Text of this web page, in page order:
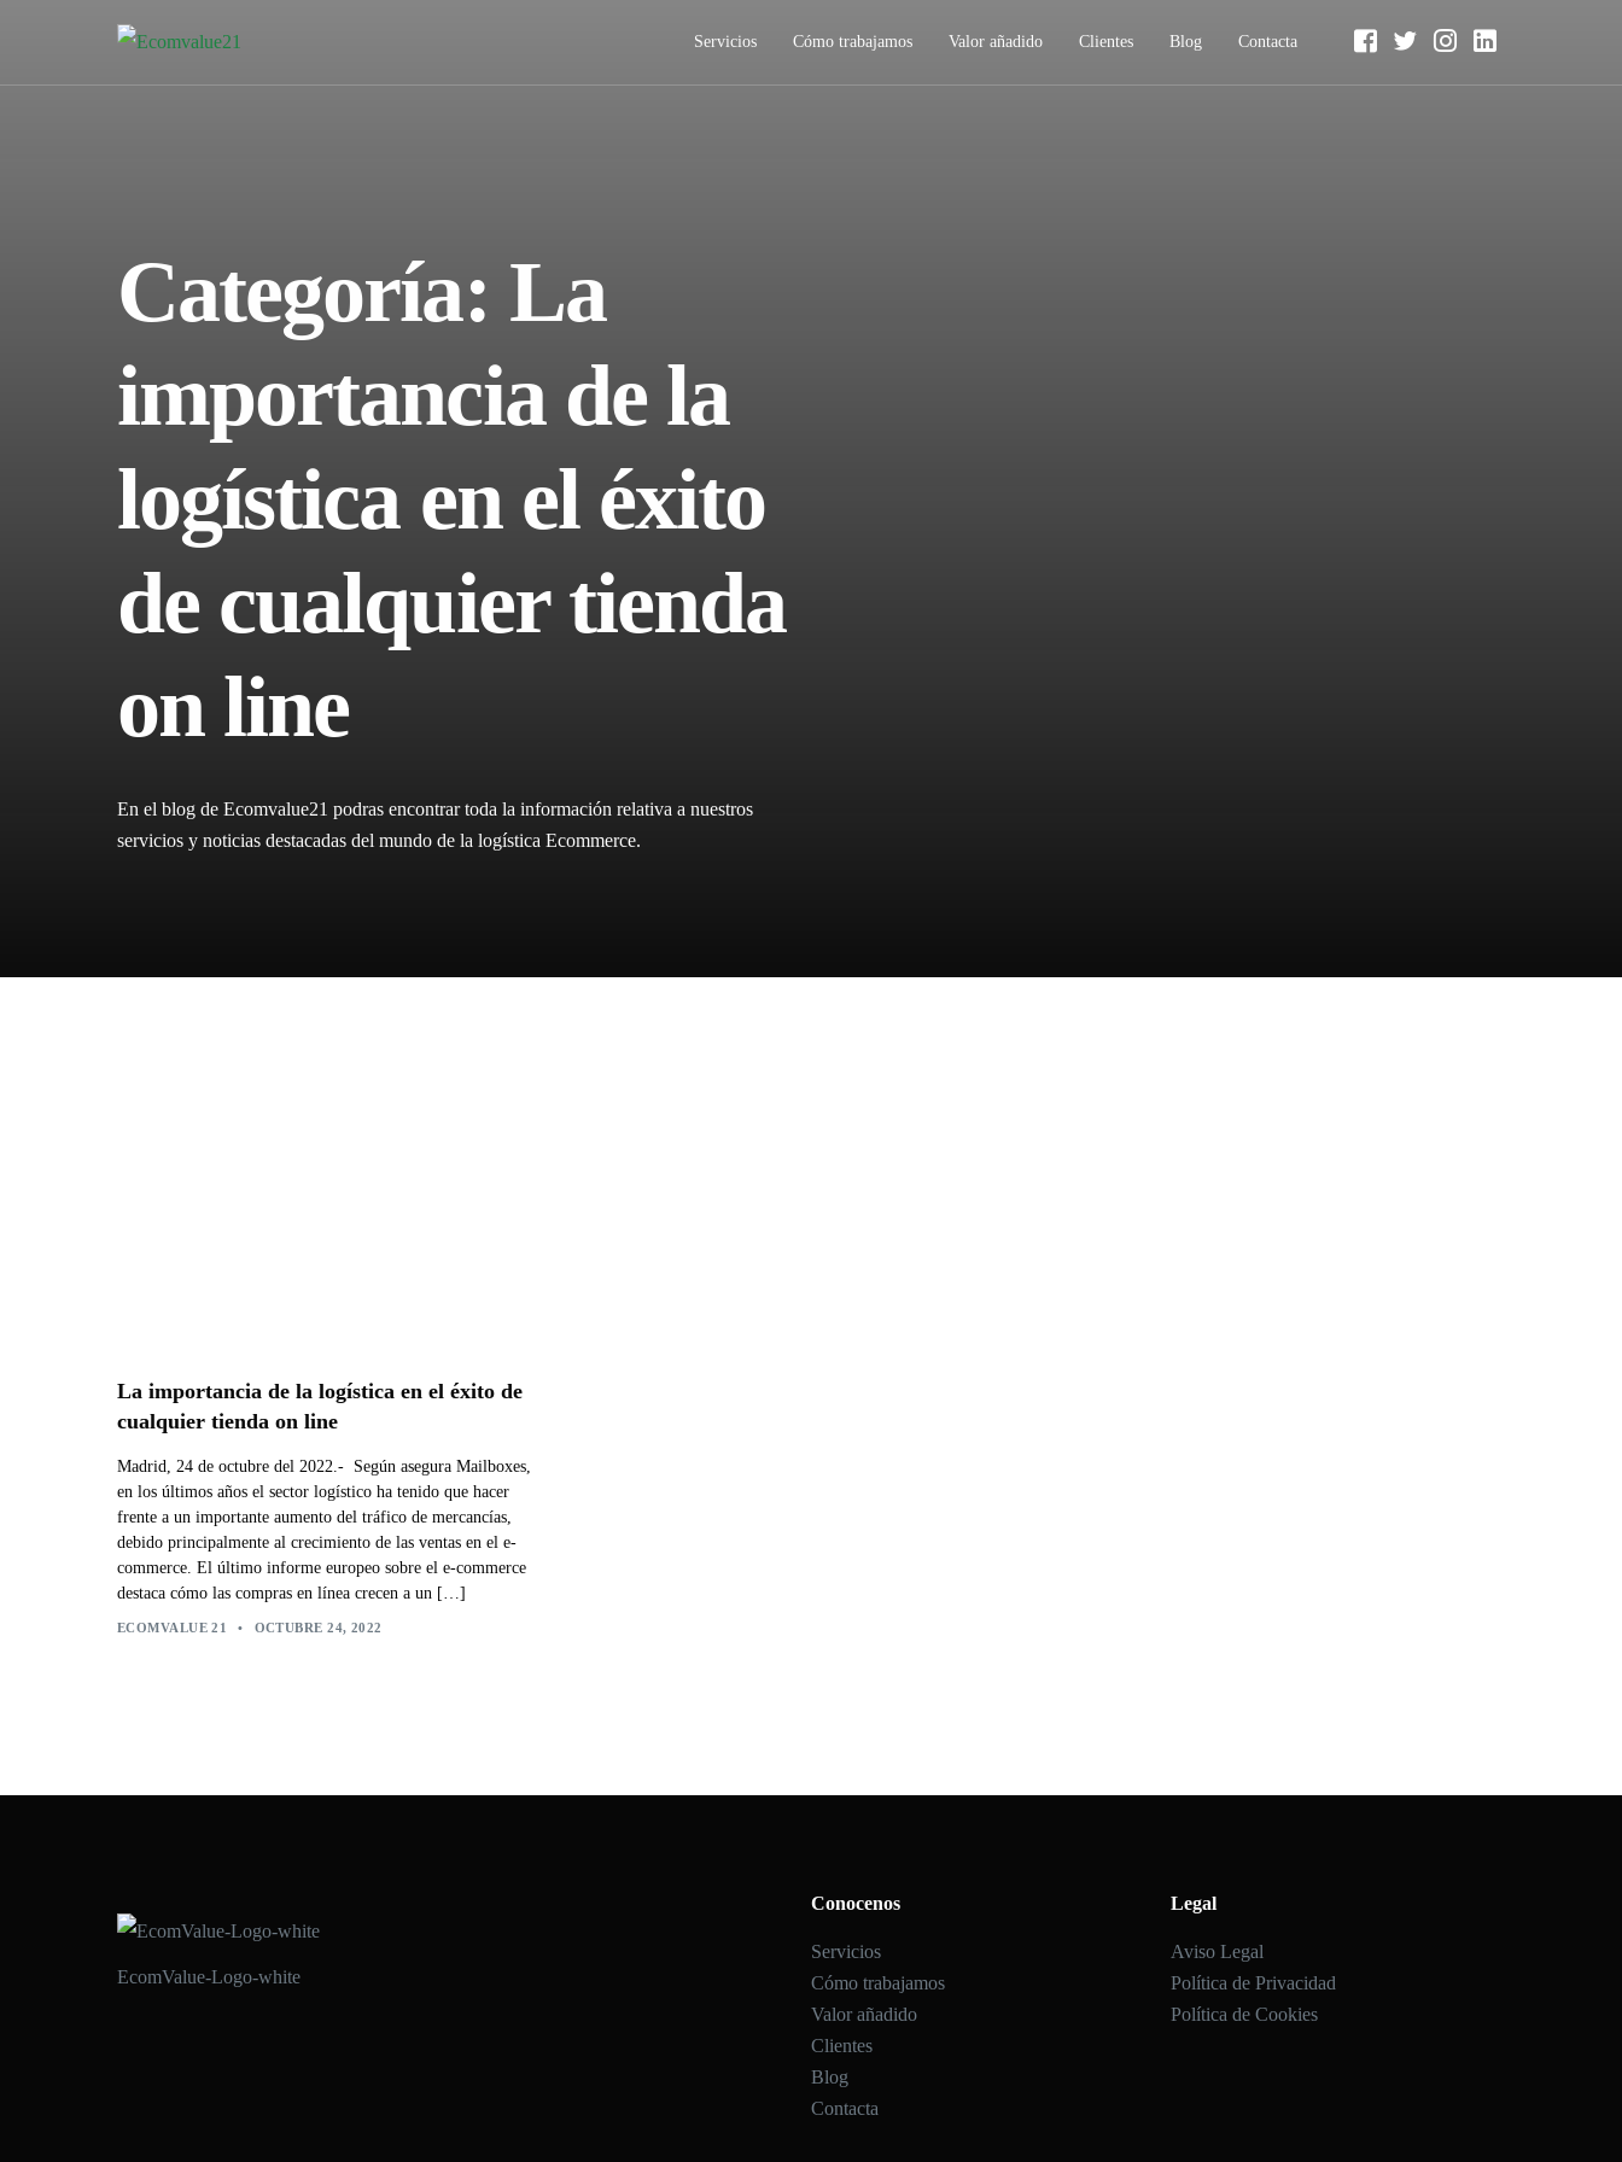
Servicios Cómo trabajamos Valor añadido Clientes Blog Contacta
Categoría: La
importancia de la
logística en el éxito
de cualquier tienda
on line
En el blog de Ecomvalue21 podras encontrar toda la información relativa a nuestros
servicios y noticias destacadas del mundo de la logística Ecommerce.
La importancia de la logística en el éxito de
cualquier tienda on line
Madrid, 24 de octubre del 2022.- Según asegura Mailboxes,
en los últimos años el sector logístico ha tenido que hacer
frente a un importante aumento del tráfico de mercancías,
debido principalmente al crecimiento de las ventas en el e-
commerce. El último informe europeo sobre el e-commerce
destaca cómo las compras en línea crecen a un […]
ECOMVALUE 21 • OCTUBRE 24, 2022
EcomValue-Logo-white
Conocenos
Servicios
Cómo trabajamos
Valor añadido
Clientes
Blog
Contacta
Legal
Aviso Legal
Política de Privacidad
Política de Cookies